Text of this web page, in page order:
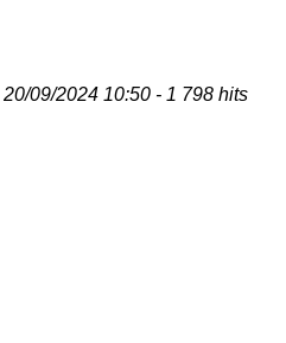
20/09/2024 10:50 - 1 798 hits